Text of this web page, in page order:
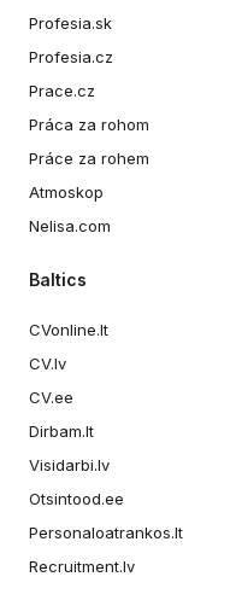
Profesia.sk
Profesia.cz
Prace.cz
Práca za rohom
Práce za rohem
Atmoskop
Nelisa.com
Baltics
CVonline.lt
CV.lv
CV.ee
Dirbam.lt
Visidarbi.lv
Otsintood.ee
Personaloatrankos.lt
Recruitment.lv